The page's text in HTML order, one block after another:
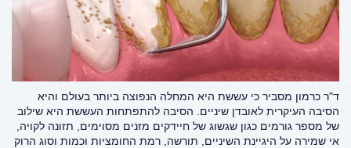
ד"ר כרמון מסביר כי עששת היא המחלה הנפוצה ביותר בעולם והיא
הסיבה העיקרית לאובדן שיניים. הסיבה להתפתחות העששת היא שילוב
של מספר גורמים כגון שגשוג של חיידקים מזנים מסוימים, תזונה לקויה,
אי שמירה על היגיינת השיניים, תורשה, רמת החומציות וכמות וסוג הרוק